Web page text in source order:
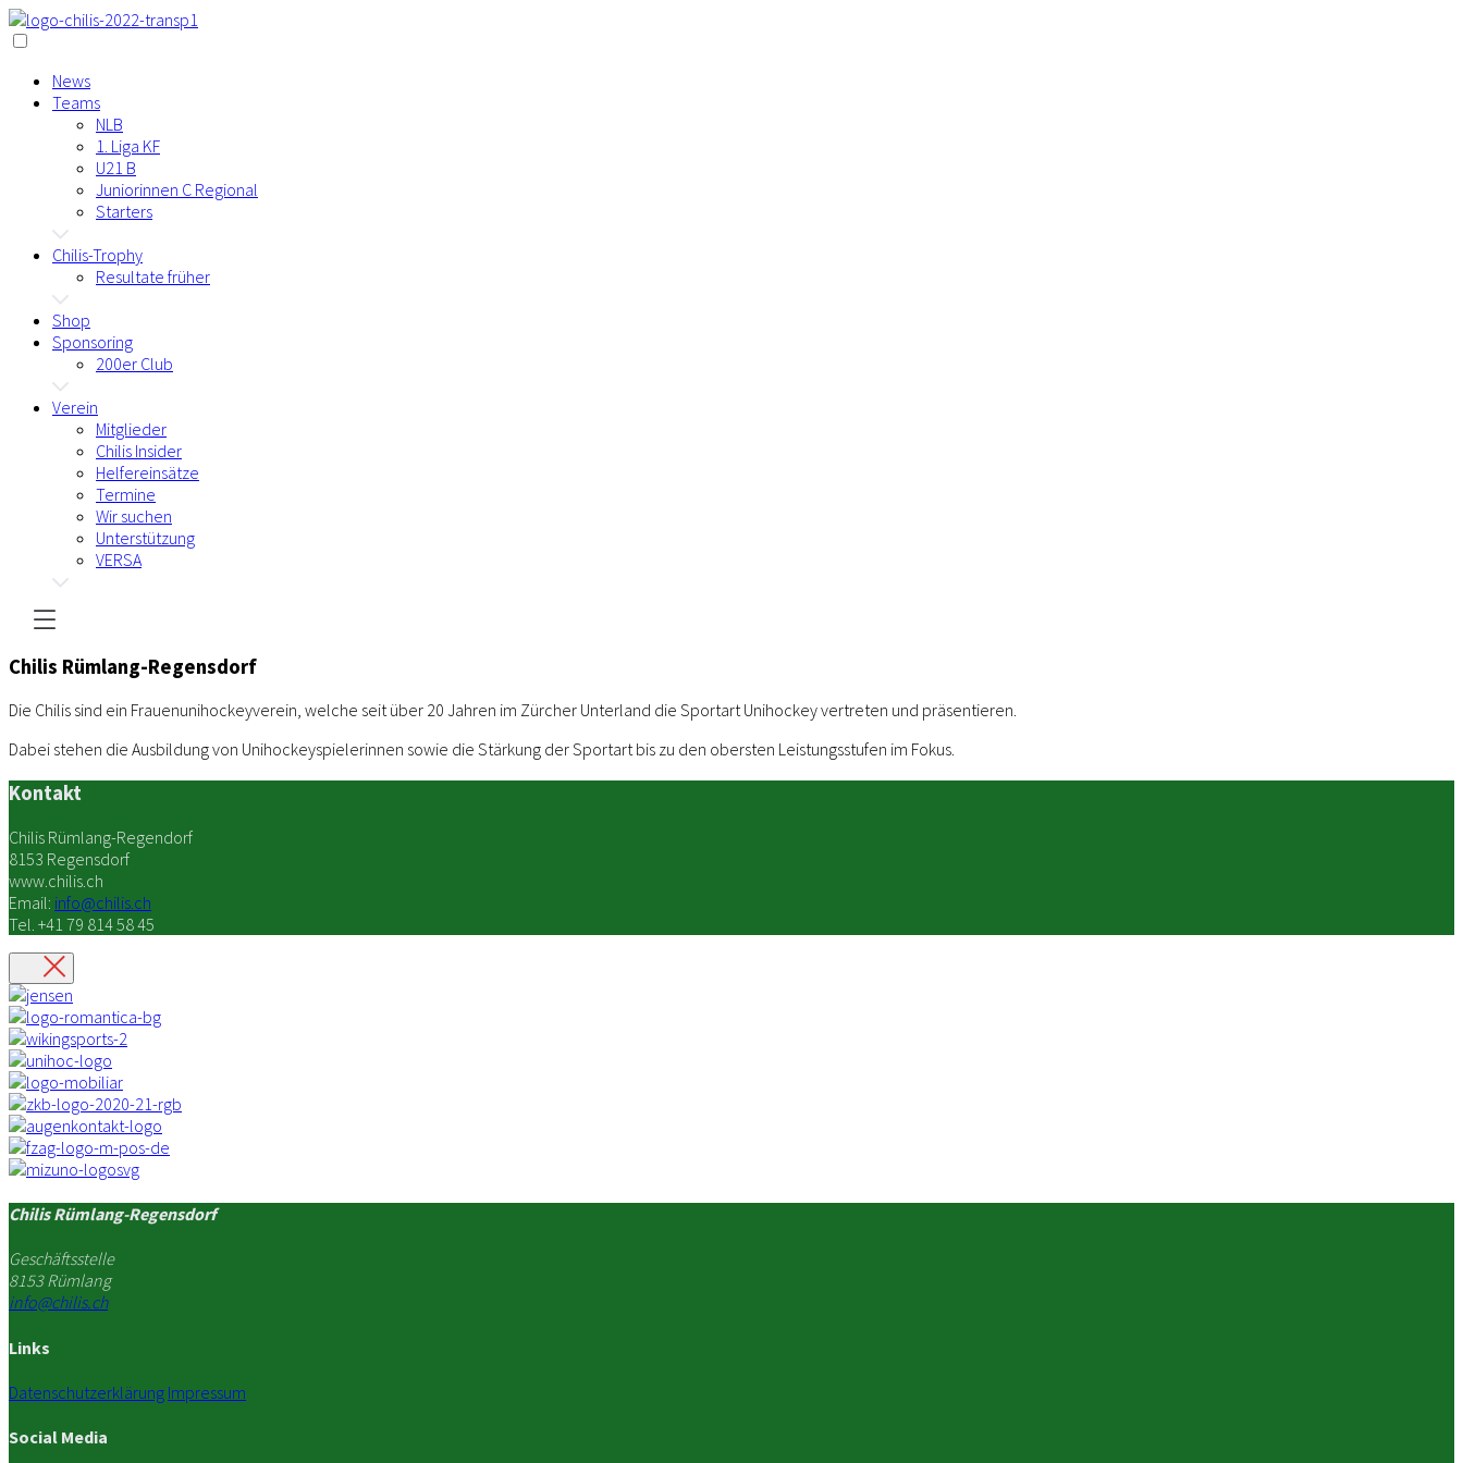
News
Teams
NLB
1. Liga KF
U21 B
Juniorinnen C Regional
Starters
Chilis-Trophy
Resultate früher
Shop
Sponsoring
200er Club
Verein
Mitglieder
Chilis Insider
Helfereinsätze
Termine
Wir suchen
Unterstützung
VERSA
Chilis Rümlang-Regensdorf
Die Chilis sind ein Frauenunihockeyverein, welche seit über 20 Jahren im Zürcher Unterland die Sportart Unihockey vertreten und präsentieren.
Dabei stehen die Ausbildung von Unihockeyspielerinnen sowie die Stärkung der Sportart bis zu den obersten Leistungsstufen im Fokus.
Kontakt
Chilis Rümlang-Regendorf
8153 Regensdorf
www.chilis.ch
Email: info@chilis.ch
Tel. +41 79 814 58 45
Chilis Rümlang-Regensdorf
Geschäftsstelle
8153 Rümlang
info@chilis.ch
Links
Datenschutzerklärung Impressum
Social Media